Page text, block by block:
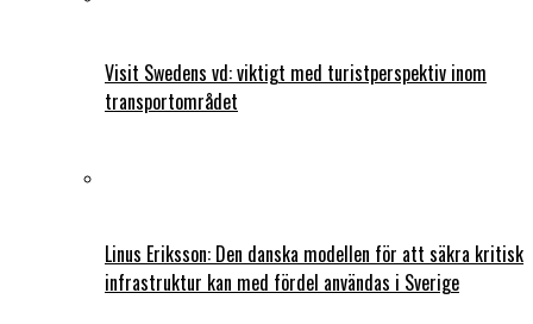
Visit Swedens vd: viktigt med turistperspektiv inom
transportområdet
Linus Eriksson: Den danska modellen för att säkra kritisk
infrastruktur kan med fördel användas i Sverige